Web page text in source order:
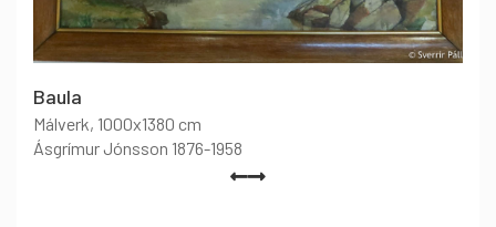
Baula
Málverk, 1000x1380 cm
Ásgrímur Jónsson 1876-1958